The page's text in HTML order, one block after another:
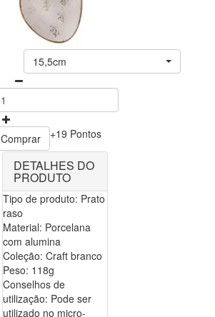
15,5cm
Comprar +19 Pontos
DETALHES DO
PRODUTO
Tipo de produto: Prato
raso
Material: Porcelana
com alumina
Coleção: Craft branco
Peso: 118g
Conselhos de
utilização: Pode ser
utilizado no micro-